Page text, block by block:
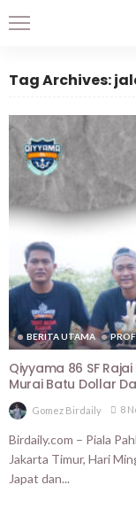
Tag Archives:
BERITA UTAMA
Qiyyama 86 SF
Murai Batu Dollar
Gomez Birdaily 8
Birdaily.com – Piala
Jakarta Timur, Hari
Japat dan...